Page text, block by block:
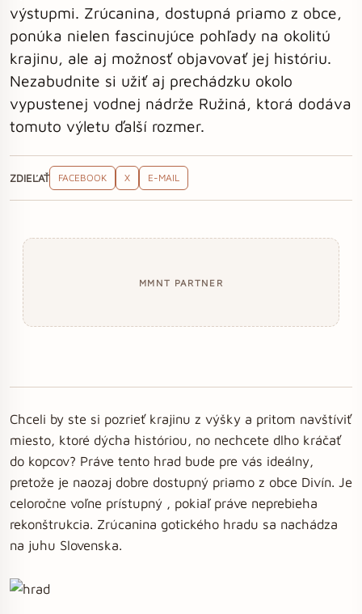
výstupmi. Zrúcanina, dostupná priamo z obce,
ponúka nielen fascinujúce pohľady na okolitú
krajinu, ale aj možnosť objavovať jej históriu.
Nezabudnite si užiť aj prechádzku okolo
vypustenej vodnej nádrže Ružiná, ktorá dodáva
tomuto výletu ďalší rozmer.
ZDIEĽAŤ FACEBOOK X E-MAIL
MMNT PARTNER
Chceli by ste si pozrieť krajinu z výšky a pritom navštíviť
miesto, ktoré dýcha históriou, no nechcete dlho kráčať
do kopcov? Práve tento hrad bude pre vás ideálny,
pretože je naozaj dobre dostupný priamo z obce Divín. Je
celoročne voľne prístupný , pokiaľ práve neprebieha
rekonštrukcia. Zrúcanina gotického hradu sa nachádza
na juhu Slovenska.